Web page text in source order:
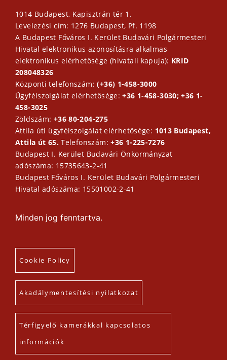
1014 Budapest, Kapisztrán tér 1.
Levelezési cím: 1276 Budapest, Pf. 1198
A Budapest Főváros I. Kerület Budavári Polgármesteri
Hivatal elektronikus azonosításra alkalmas
elektronikus elérhetősége (hivatali kapuja): KRID
208048326
Központi telefonszám:(+36) 1-458-3000
Ügyfélszolgálat elérhetősége:+36 1-458-3030; +36 1-
458-3025
Zöldszám: +36 80-204-275
Attila úti ügyfélszolgálat elérhetősége: 1013 Budapest,
Attila út 65.Telefonszám:+36 1-225-7276
Budapest I. Kerület Budavári Önkormányzat
adószáma: 15735643-2-41
Budapest Főváros I. Kerület Budavári Polgármesteri
Hivatal adószáma: 15501002-2-41
Minden jog fenntartva.
Cookie Policy
Akadálymentesítési nyilatkozat
Térfigyelő kamerákkal kapcsolatos
információk